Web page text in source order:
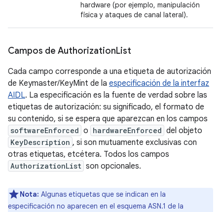
hardware (por ejemplo, manipulación
física y ataques de canal lateral).
Campos de AuthorizationList
Cada campo corresponde a una etiqueta de autorización
de Keymaster/KeyMint de la especificación de la interfaz
AIDL. La especificación es la fuente de verdad sobre las
etiquetas de autorización: su significado, el formato de
su contenido, si se espera que aparezcan en los campos
softwareEnforced o hardwareEnforced del objeto
KeyDescription , si son mutuamente exclusivas con
otras etiquetas, etcétera. Todos los campos
AuthorizationList son opcionales.
Nota: Algunas etiquetas que se indican en la
especificación no aparecen en el esquema ASN.1 de la